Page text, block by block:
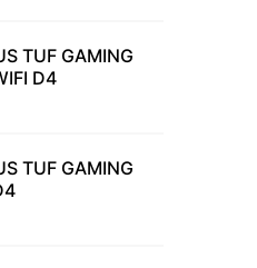
TUF GAMING
D4
TUF GAMING